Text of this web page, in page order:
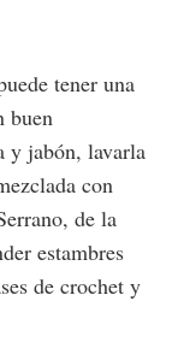
tener una
buen
y jabón, lavarla
con
de la
estambres
de crochet y